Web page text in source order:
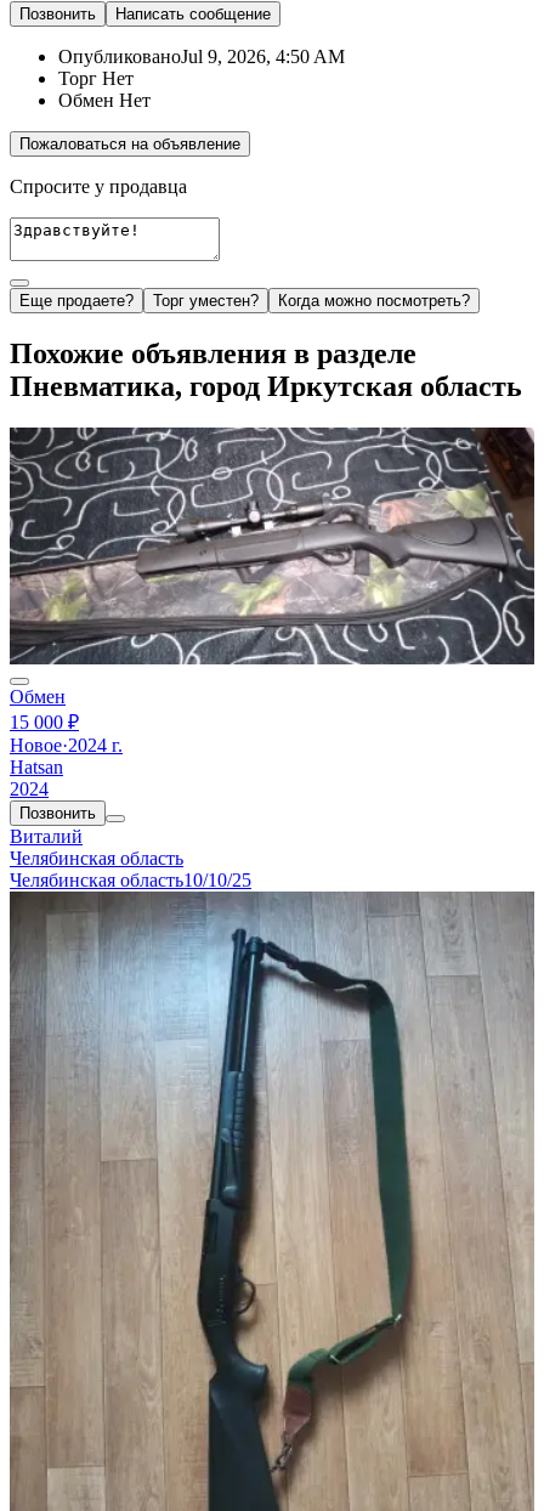
Позвонить Написать сообщение
ОпубликованоJul 9, 2026, 4:50 AM
Торг Нет
Обмен Нет
Пожаловаться на объявление
Спросите у продавца
Еще продаете? Торг уместен? Когда можно посмотреть?
Похожие объявления в разделе
Пневматика, город Иркутская область
Обмен
15 000 ₽
Новое·2024 г.
Hatsan
2024
Позвонить
Виталий
Челябинская область
Челябинская область10/10/25